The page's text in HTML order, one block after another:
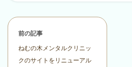
前の記事
ねむの木メンタルクリニッ
クのサイトをリニューアル